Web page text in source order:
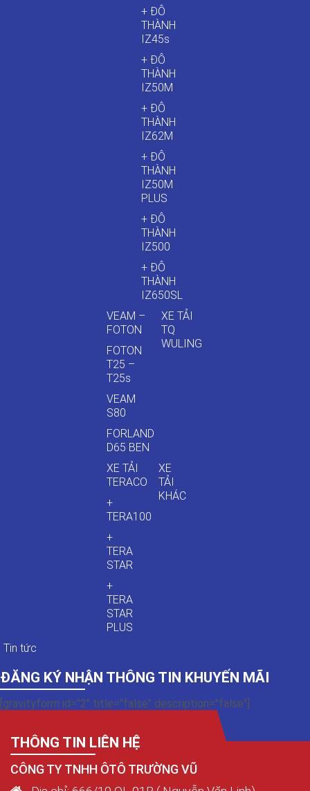
+ ĐÔ
THÀNH
IZ45s
+ ĐÔ
THÀNH
IZ50M
+ ĐÔ
THÀNH
IZ62M
+ ĐÔ
THÀNH
IZ50M
PLUS
+ ĐÔ
THÀNH
IZ500
+ ĐÔ
THÀNH
IZ650SL
VEAM –
FOTON
FOTON
T25 –
T25s
VEAM
S80
FORLAND
D65 BEN
XE TẢI
TQ
WULING
XE TẢI
TERACO
+
TERA100
+
TERA
STAR
+
TERA
STAR
PLUS
XE
TẢI
KHÁC
Tin tức
ĐĂNG KÝ NHẬN THÔNG TIN KHUYẾN MÃI
[gravityform id="2" title="false" description="false"]
THÔNG TIN LIÊN HỆ
CÔNG TY TNHH ÔTÔ TRƯỜNG VŨ